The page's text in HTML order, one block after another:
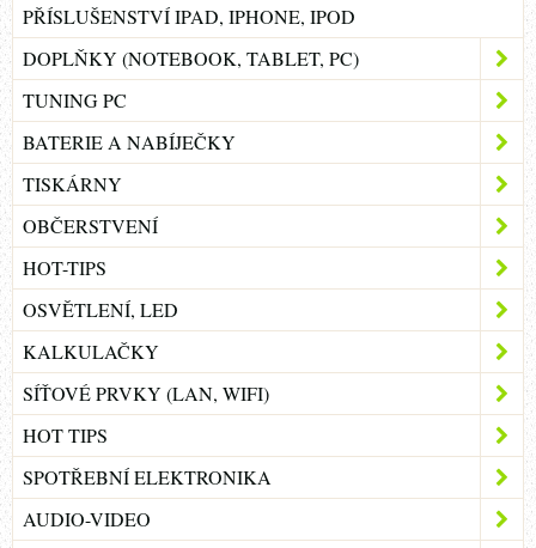
PŘÍSLUŠENSTVÍ IPAD, IPHONE, IPOD
DOPLŇKY (NOTEBOOK, TABLET, PC)
TUNING PC
BATERIE A NABÍJEČKY
TISKÁRNY
OBČERSTVENÍ
HOT-TIPS
OSVĚTLENÍ, LED
KALKULAČKY
SÍŤOVÉ PRVKY (LAN, WIFI)
HOT TIPS
SPOTŘEBNÍ ELEKTRONIKA
AUDIO-VIDEO